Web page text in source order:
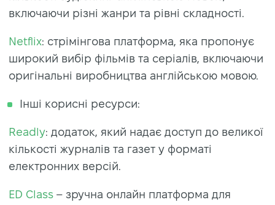
включаючи різні жанри та рівні складності.
Netflix: стрімінгова платформа, яка пропонує
широкий вибір фільмів та серіалів, включаючи
оригінальні виробництва англійською мовою.
Інші корисні ресурси:
Readly: додаток, який надає доступ до великої
кількості журналів та газет у форматі
електронних версій.
ED Class – зручна онлайн платформа для